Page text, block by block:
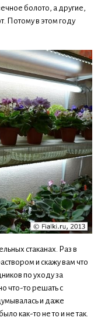
болото, а другие,
Потому в этом году
стаканах. Раз в
и скажу вам что
по уходу за
что-то решать с
и даже
как-то не то и не так.